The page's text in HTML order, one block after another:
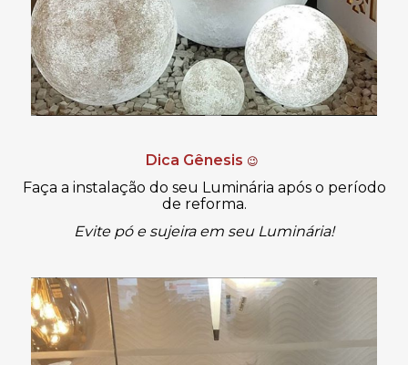
Dica Gênesis 😉
Faça a instalação do seu Luminária após o período
de reforma.
Evite pó e sujeira em seu Luminária!